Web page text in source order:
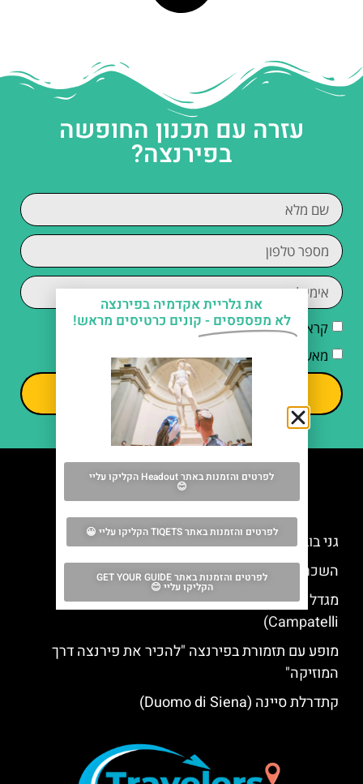
עזרה עם תכנון החופשה
בפירנצה?
קראתי והסכמתי למדיניות הפרטיות
מאשר/ת קבלת דיוור וחומרים פרסומיים
שליחה
מה אסור לפספס
גני בובולי (Giardino di Boboli)
השכרת אופניים בפירנצה
מגדל ובית קמפטלי בסן ג'ימיניאנו (Torre e Casa
Campatelli)
מופע עם תזמורת בפירנצה "להכיר את פירנצה דרך
המוזיקה"
קתדרלת סיינה (Duomo di Siena)
את גלריית אקדמיה בפירנצה
לא מפספסים - קונים כרטיסים מראש!
לפרטים והזמנות באתר Headout הקליקו עליי
😊
לפרטים והזמנות באתר TIQETS הקליקו עליי 😀
לפרטים והזמנות באתר GET YOUR GUIDE
הקליקו עליי 😊